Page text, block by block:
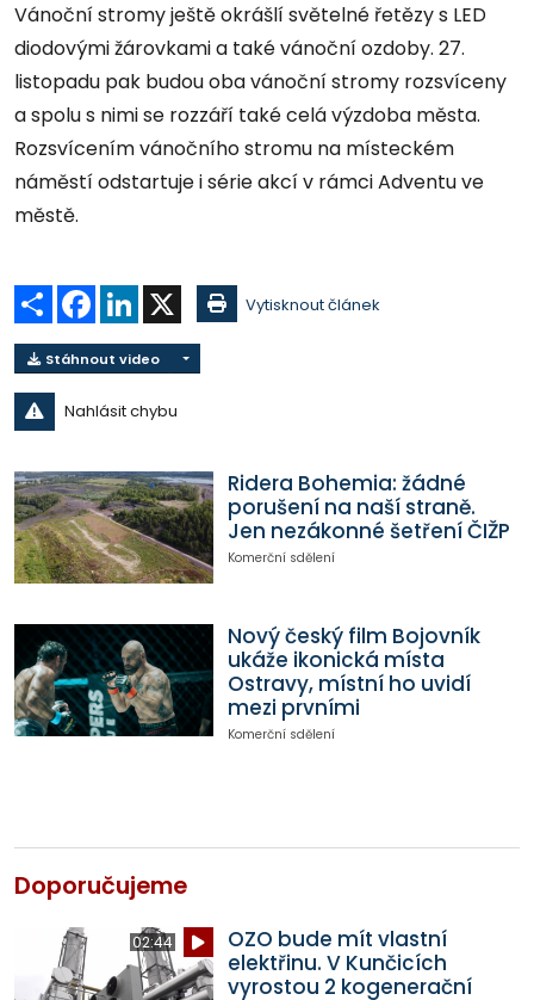
Vánoční stromy ještě okrášlí světelné řetězy s LED
diodovými žárovkami a také vánoční ozdoby. 27.
listopadu pak budou oba vánoční stromy rozsvíceny
a spolu s nimi se rozzáří také celá výzdoba města.
Rozsvícením vánočního stromu na místeckém
náměstí odstartuje i série akcí v rámci Adventu ve
městě.
Sdílet Facebook
LinkedIn Vytisknout článek
Stáhnout video
Nahlásit chybu
Ridera Bohemia: žádné
porušení na naší straně.
Jen nezákonné šetření ČIŽP
Komerční sdělení
Nový český film Bojovník
ukáže ikonická místa
Ostravy, místní ho uvidí
mezi prvními
Komerční sdělení
Doporučujeme
02:44
OZO bude mít vlastní
elektřinu. V Kunčicích
vyrostou 2 kogenerační